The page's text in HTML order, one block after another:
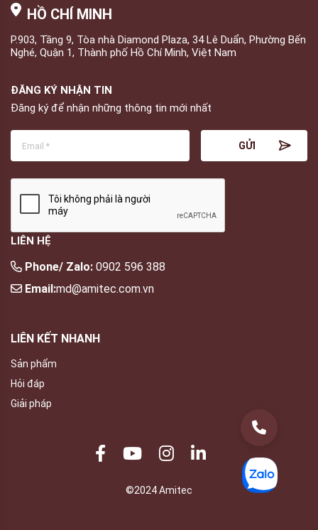
HỒ CHÍ MINH
P.903, Tầng 9, Tòa nhà Diamond Plaza, 34 Lê Duẩn, Phường Bến
Nghé, Quận 1, Thành phố Hồ Chí Minh, Việt Nam
ĐĂNG KÝ NHẬN TIN
Đăng ký để nhận những thông tin mới nhất
LIÊN HỆ
Phone/ Zalo: 0902 596 388
Email:md@amitec.com.vn
LIÊN KẾT NHANH
Sản phẩm
Hỏi đáp
Giải pháp
©2024 Amitec